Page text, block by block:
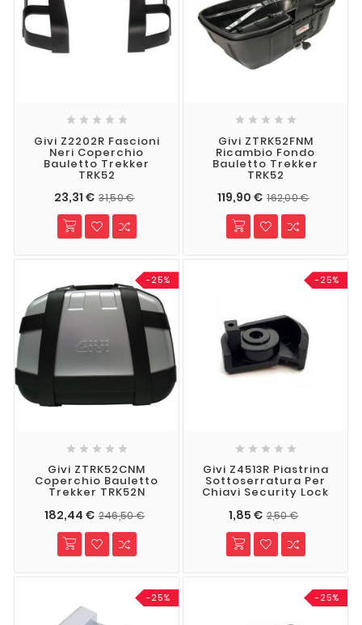
    
Givi Z2202R Fascioni
Neri Coperchio
Bauletto Trekker
TRK52
23,31 € 31,50 €
    
Givi ZTRK52FNM
Ricambio Fondo
Bauletto Trekker
TRK52
119,90 € 162,00 €
-25%
    
Givi ZTRK52CNM
Coperchio Bauletto
Trekker TRK52N
182,44 € 246,50 €
-25%
    
Givi Z4513R Piastrina
Sottoserratura Per
Chiavi Security Lock
1,85 € 2,50 €
-25% -25%